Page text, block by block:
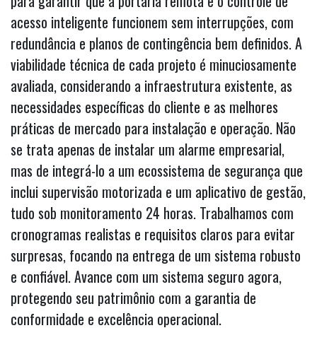
acesso inteligente funcionem sem interrupções, com
redundância e planos de contingência bem definidos. A
viabilidade técnica de cada projeto é minuciosamente
avaliada, considerando a infraestrutura existente, as
necessidades específicas do cliente e as melhores
práticas de mercado para instalação e operação. Não
se trata apenas de instalar um alarme empresarial,
mas de integrá-lo a um ecossistema de segurança que
inclui supervisão motorizada e um aplicativo de gestão,
tudo sob monitoramento 24 horas. Trabalhamos com
cronogramas realistas e requisitos claros para evitar
surpresas, focando na entrega de um sistema robusto
e confiável. Avance com um sistema seguro agora,
protegendo seu patrimônio com a garantia de
conformidade e excelência operacional.